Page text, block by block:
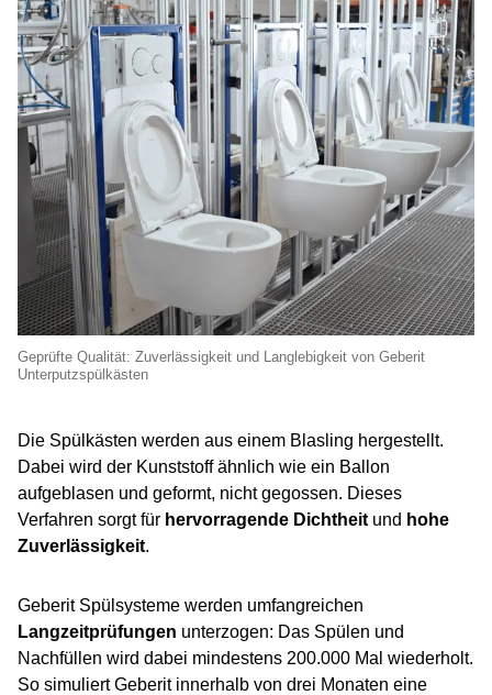
Geprüfte Qualität: Zuverlässigkeit und Langlebigkeit von Geberit
Unterputzspülkästen
Die Spülkästen werden aus einem Blasling hergestellt.
Dabei wird der Kunststoff ähnlich wie ein Ballon
aufgeblasen und geformt, nicht gegossen. Dieses
Verfahren sorgt für hervorragende Dichtheit und hohe
Zuverlässigkeit.
Geberit Spülsysteme werden umfangreichen
Langzeitprüfungen unterzogen: Das Spülen und
Nachfüllen wird dabei mindestens 200.000 Mal wiederholt.
So simuliert Geberit innerhalb von drei Monaten eine